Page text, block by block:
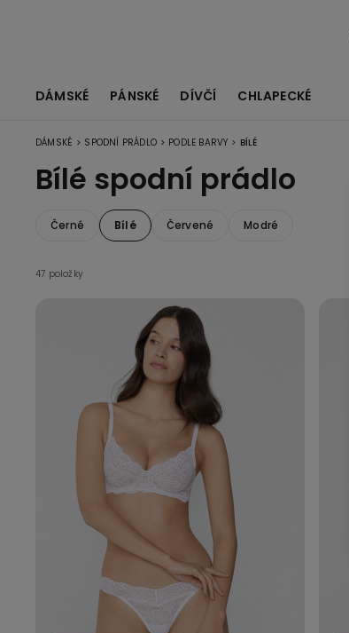
DÁMSKÉ PÁNSKÉ DÍVČÍ CHLAPECKÉ
DÁMSKÉ > SPODNÍ PRÁDLO > PODLE BARVY > BÍLÉ
Bílé spodní prádlo
Černé Bílé Červené Modré
47 položky